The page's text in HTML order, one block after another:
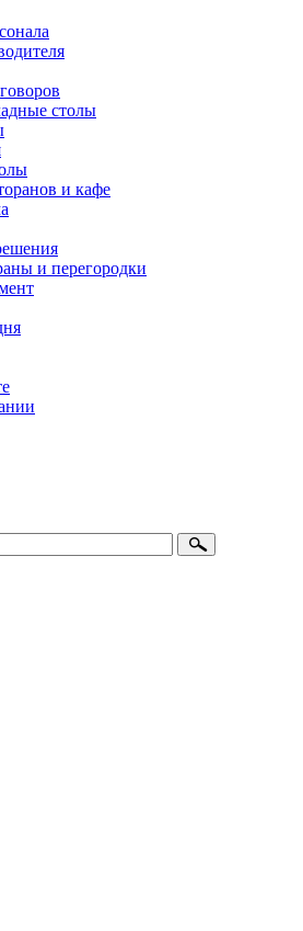
столы
и кафе
и перегородки